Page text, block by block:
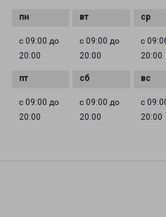
с 09:00 до
20:00
с 09:00 до
20:00
с
20:00
с 09:00 до
20:00
с 09:00 до
20:00
с
20:00